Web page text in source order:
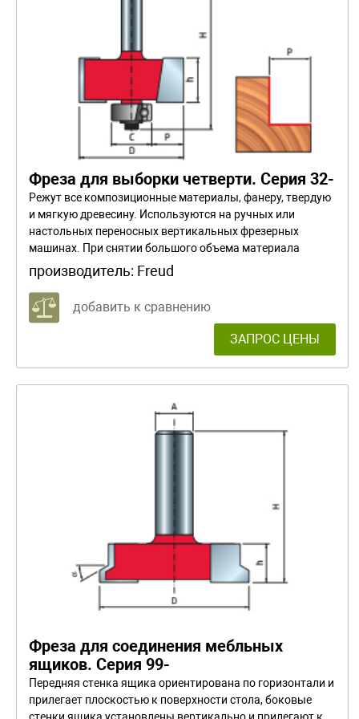
Фреза для выборки четверти. Серия 32-
Режут все композиционные материалы, фанеру, твердую
и мягкую древесину. Используются на ручных или
настольных переносных вертикальных фрезерных
машинах. При снятии большого объема материала
работайте в несколько проходов.
производитель: Freud
добавить к сравнению
ЗАПРОС ЦЕНЫ
Фреза для соединения мебльных
ящиков. Серия 99-
Передняя стенка ящика ориентирована по горизонтали и
прилегает плоскостью к поверхности стола, боковые
стенки ящика установлены вертикально и прилегают к